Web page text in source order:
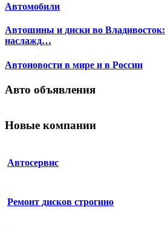
Автомобили
Автошины и диски во Владивосток:
наслажд…
Автоновости в мире и в России
Авто объявления
Новые компании
Автосервис
Ремонт дисков строгино